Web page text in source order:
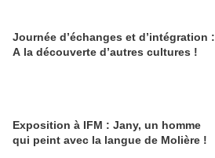
Journée d’échanges et d’intégration :
A la découverte d’autres cultures !
Exposition à IFM : Jany, un homme
qui peint avec la langue de Molière !